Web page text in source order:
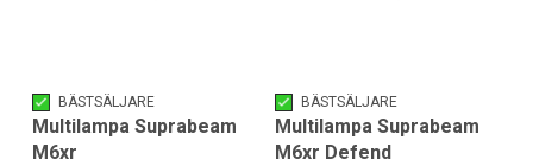
BÄSTSÄLJARE
Multilampa Suprabeam
M6xr
BÄSTSÄLJARE
Multilampa Suprabeam
M6xr Defend